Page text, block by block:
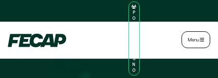
P
O
U
N
O
Menu